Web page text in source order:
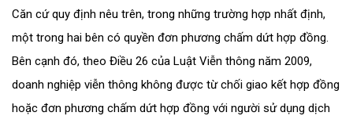
Căn cứ quy định nêu trên, trong những trường hợp nhất định,
một trong hai bên có quyền đơn phương chấm dứt hợp đồng.
Bên cạnh đó, theo Điều 26 của Luật Viễn thông năm 2009,
doanh nghiệp viễn thông không được từ chối giao kết hợp đồng
hoặc đơn phương chấm dứt hợp đồng với người sử dụng dịch